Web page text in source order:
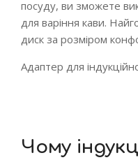
посуду, ви зможете
для варіння кави.
диск за розміром
Адаптер для
Чому